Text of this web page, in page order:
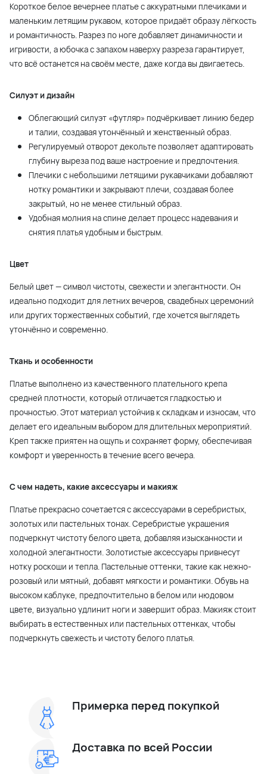
Короткое белое вечернее платье с аккуратными плечиками и
маленьким летящим рукавом, которое придаёт образу лёгкость
и романтичность. Разрез по ноге добавляет динамичности и
игривости, а юбочка с запахом наверху разреза гарантирует,
что всё останется на своём месте, даже когда вы двигаетесь.
Силуэт и дизайн
Облегающий силуэт «футляр» подчёркивает линию бедер
и талии, создавая утончённый и женственный образ.
Регулируемый отворот декольте позволяет адаптировать
глубину выреза под ваше настроение и предпочтения.
Плечики с небольшими летящими рукавчиками добавляют
нотку романтики и закрывают плечи, создавая более
закрытый, но не менее стильный образ.
Удобная молния на спине делает процесс надевания и
снятия платья удобным и быстрым.
Цвет
Белый цвет — символ чистоты, свежести и элегантности. Он
идеально подходит для летних вечеров, свадебных церемоний
или других торжественных событий, где хочется выглядеть
утончённо и современно.
Ткань и особенности
Платье выполнено из качественного плательного крепа
средней плотности, который отличается гладкостью и
прочностью. Этот материал устойчив к складкам и износам, что
делает его идеальным выбором для длительных мероприятий.
Креп также приятен на ощупь и сохраняет форму, обеспечивая
комфорт и уверенность в течение всего вечера.
С чем надеть, какие аксессуары и макияж
Платье прекрасно сочетается с аксессуарами в серебристых,
золотых или пастельных тонах. Серебристые украшения
подчеркнут чистоту белого цвета, добавляя изысканности и
холодной элегантности. Золотистые аксессуары привнесут
нотку роскоши и тепла. Пастельные оттенки, такие как нежно-
розовый или мятный, добавят мягкости и романтики. Обувь на
высоком каблуке, предпочтительно в белом или нюдовом
цвете, визуально удлинит ноги и завершит образ. Макияж стоит
выбирать в естественных или пастельных оттенках, чтобы
подчеркнуть свежесть и чистоту белого платья.
Примерка перед покупкой
Доставка по всей России